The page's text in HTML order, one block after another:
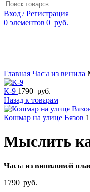
Вход / Регистрация
0 элементов 0 руб.
Главная Часы из винила
К-9 1790 руб.
Назад к товарам
Кошмар на улице Вязов
Мыслить
Часы из виниловой
1790 руб.